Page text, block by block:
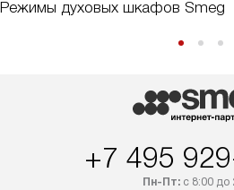
Режимы духовых шкафов Smeg
+7 495
Пн-Пт:с 8:00 до